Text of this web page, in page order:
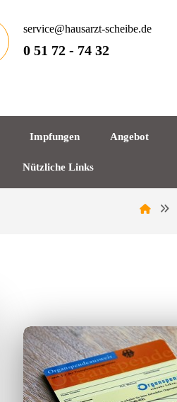
service@hausarzt-scheibe.de
0 51 72 - 74 32
Impfungen Angebot
Nützliche Links